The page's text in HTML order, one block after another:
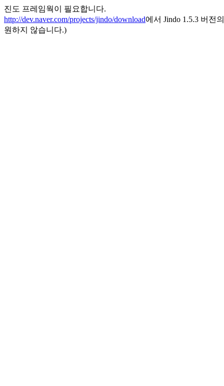
진도 프레임웍이 필요합니다.
http://dev.naver.com/projects/jindo/download에서 Jindo 1.5.3 버전
원하지 않습니다.)